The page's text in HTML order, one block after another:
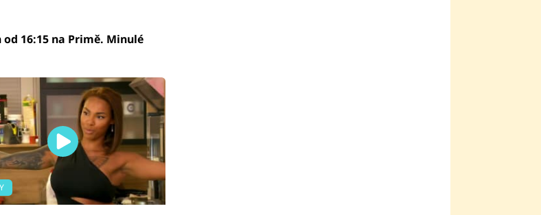
16:15 na Primě. Minulé